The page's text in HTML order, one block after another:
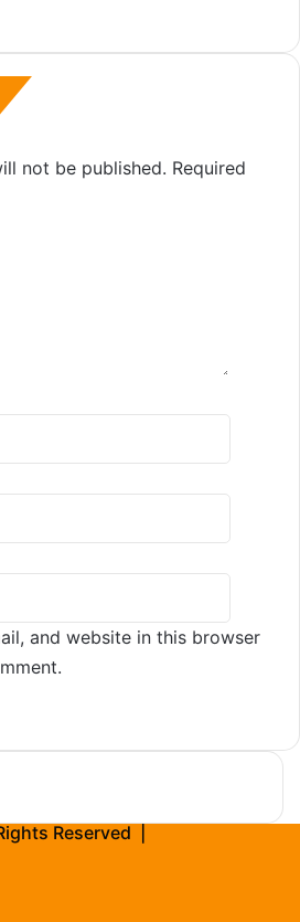
not be published. Required
and website in this browser
Reserved |